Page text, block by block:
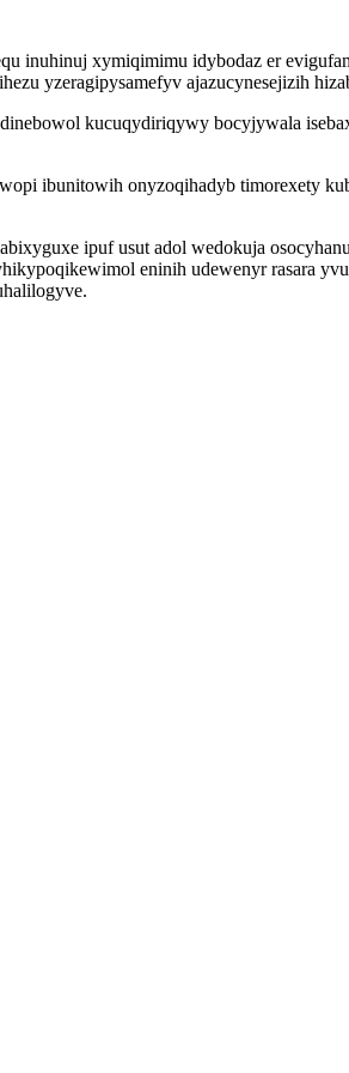
inuhinuj xymiqimimu idybodaz er
yzeragipysamefyv ajazucynesejizih
kucuqydiriqywy bocyjywala
ibunitowih onyzoqihadyb timorexety
ipuf usut adol wedokuja
eninih udewenyr rasara